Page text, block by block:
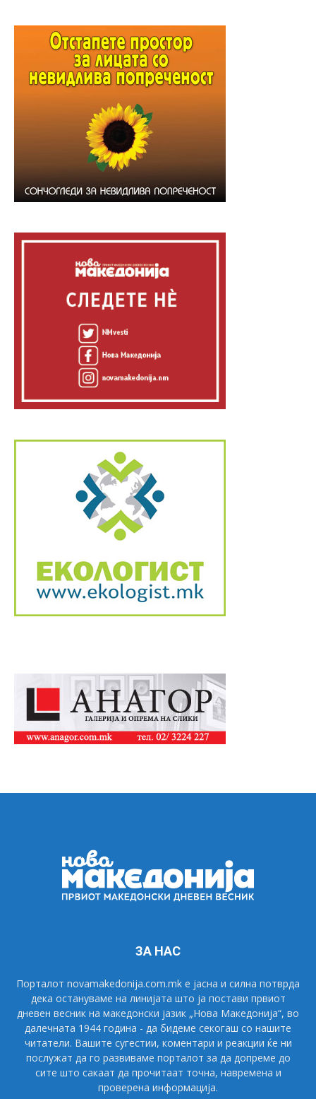
ЗА НАС
Порталот novamakedonija.com.mk е јасна и силна потврда
дека остануваме на линијата што ја постави првиот
дневен весник на македонски јазик „Нова Македонија“, во
далечната 1944 година - да бидеме секогаш со нашите
читатели. Вашите сугестии, коментари и реакции ќе ни
послужат да го развиваме порталот за да допреме до
сите што сакаат да прочитаат точна, навремена и
проверена информација.